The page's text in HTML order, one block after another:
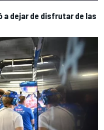
a dejar de disfrutar de las